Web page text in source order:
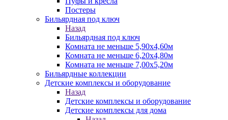
Постеры
Бильярдная под ключ
Назад
Бильярдная под ключ
Комната не меньше 5,90х4,60м
Комната не меньше 6,20х4,80м
Комната не меньше 7,00х5,20м
Бильярдные коллекции
Детские комплексы и оборудование
Назад
Детские комплексы и оборудование
Детские комплексы для дома